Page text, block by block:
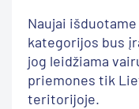
Naujai
kategorijos bus
jog leidžiama
priemones tik
teritorijoje.